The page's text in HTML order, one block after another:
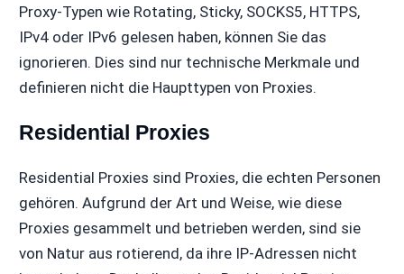
Proxy-Typen wie Rotating, Sticky, SOCKS5, HTTPS,
IPv4 oder IPv6 gelesen haben, können Sie das
ignorieren. Dies sind nur technische Merkmale und
definieren nicht die Haupttypen von Proxies.
Residential Proxies
Residential Proxies sind Proxies, die echten Personen
gehören. Aufgrund der Art und Weise, wie diese
Proxies gesammelt und betrieben werden, sind sie
von Natur aus rotierend, da ihre IP-Adressen nicht